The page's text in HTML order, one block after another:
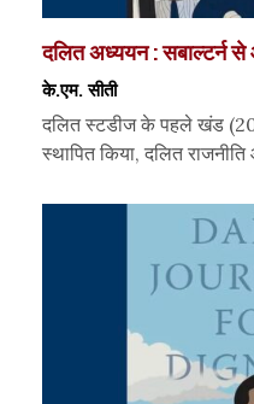
दलित अध्ययन : सबाल्टर्न
के.एम. सीती
दलित स्टडीज के पहले खंड
स्थापित किया, दलित